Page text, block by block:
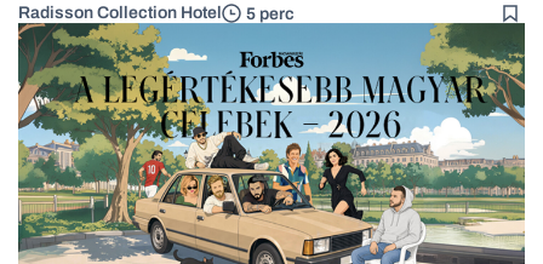
Radisson Collection Hotel 5 perc